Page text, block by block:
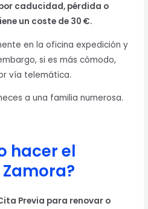
caducidad, pérdida o
un coste de 30 €.
en la oficina expedición y
si es más cómodo,
vía telemática.
a una familia numerosa.
hacer el
Previa para renovar o